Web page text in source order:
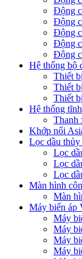
Động
Động
Động
Động
Động
Hệ thống bộ
Thiết
Thiết
Thiết
Hệ thống
Thanh
Khớp nối
Lọc dầu
Lọc
Lọc
Lọc
Màn hình
Màn
Máy biến áp
Máy
Máy
Máy
Máy